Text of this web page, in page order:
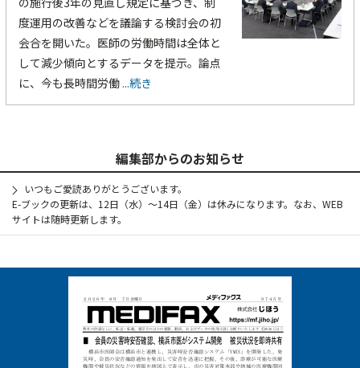
度運用の改善などを議論する検討会の初
会合を開いた。医師の労働時間は全体と
して減少傾向とするデータを提示。論点
に、今も長時間労働...続き
編集部からのお知らせ
いつもご愛読ありがとうございます。
E-ブックの更新は、12日（水）～14日（金）は休みになります。なお、WEB
サイトは随時更新します。